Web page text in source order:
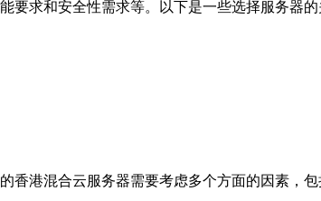
求和安全性需求等。以下是一些选择服务器的
香港混合云服务器需要考虑多个方面的因素，